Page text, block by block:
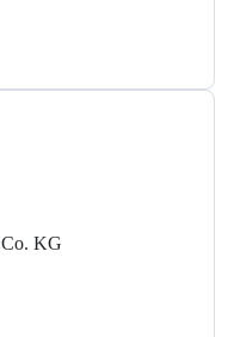
KG